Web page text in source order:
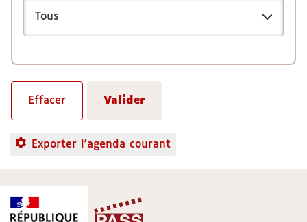
Exporter l'agenda courant